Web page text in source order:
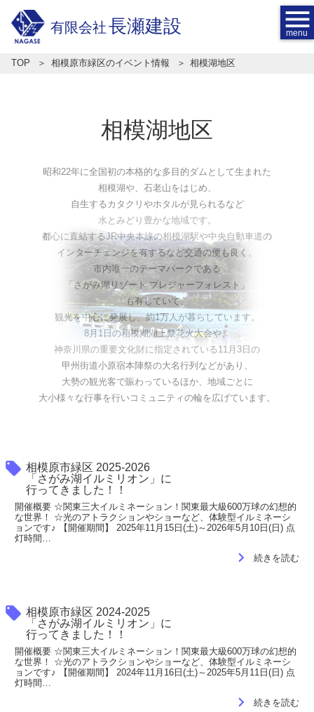
有限会社長瀬建設 menu
TOP 相模原市緑区のイベント情報 相模湖地区
相模湖地区
昭和22年に全国初の本格的な多目的ダムとして生まれた
相模湖や、石老山をはじめ、
自生するカタクリやホタルが見られるなど
水とみどり豊かな地域です。
都心に直結するJR中央本線の相模湖駅や中央自動車道の
インターチェンジを有するなど交通の便も良く、
市内唯一のテーマパークである
「さがみ湖リゾート プレジャーフォレスト」
も有していて、
観光を中心に発展し、約1万人が暮らしています。
8月1日の相模湖湖上祭花火大会や、
神奈川県の重要文化財に指定されている11月3日の
甲州街道小原宿本陣祭の大名行列などがあり、
大勢の観光客で賑わっているほか、地域ごとに
大小様々な行事を行いコミュニティの輪を広げています。
相模原市緑区 2025-2026
「さがみ湖イルミリオン」に
行ってきました！！
local_offer
開催概要 ☆関東三大イルミネーション！関東最大級600万球の幻想的
な世界！ ☆光のアトラクションやショーなど、体験型イルミネーシ
ョンです♪ 【開催期間】 2025年11月15日(土)～2026年5月10日(日) 点
灯時間…
navigate_next 続きを読む
相模原市緑区 2024-2025
「さがみ湖イルミリオン」に
行ってきました！！
local_offer
開催概要 ☆関東三大イルミネーション！関東最大級600万球の幻想的
な世界！ ☆光のアトラクションやショーなど、体験型イルミネーシ
ョンです♪ 【開催期間】 2024年11月16日(土)～2025年5月11日(日) 点
灯時間…
navigate_next 続きを読む